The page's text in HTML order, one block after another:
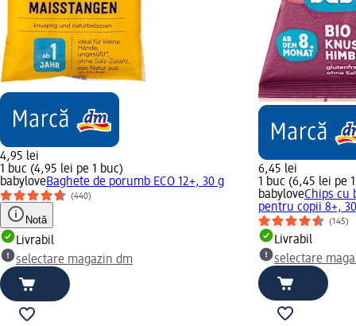
4,95 lei
1 buc (4,95 lei pe 1 buc)
babyloveBaghete de porumb ECO 12+, 30 g
(440)
Notă
Livrabil
selectare magazin dm
6,45 lei
1 buc (6,45 lei pe
babyloveChips cu
pentru copii 8+,
(145)
Livrabil
selectare